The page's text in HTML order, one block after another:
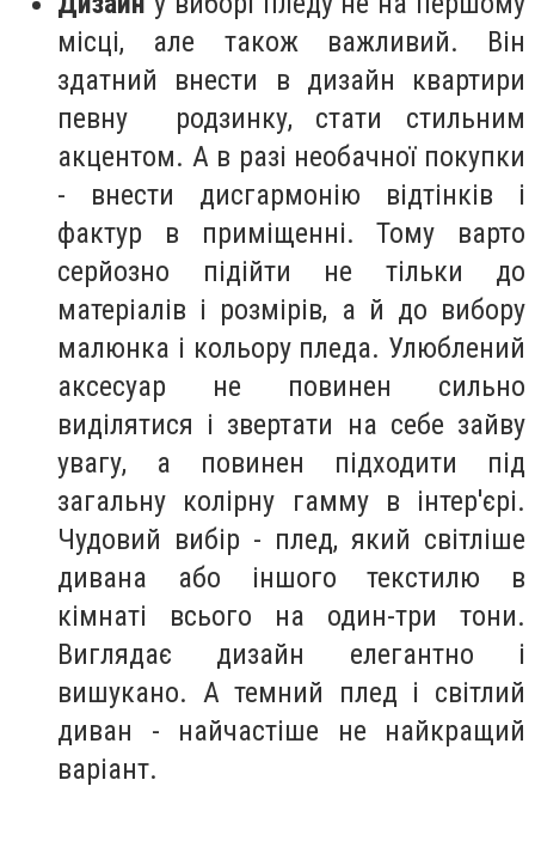
місці, але також важливий. Він
здатний внести в дизайн квартири
певну родзинку, стати стильним
акцентом. А в разі необачної покупки
- внести дисгармонію відтінків і
фактур в приміщенні. Тому варто
серйозно підійти не тільки до
матеріалів і розмірів, а й до вибору
малюнка і кольору пледа. Улюблений
аксесуар не повинен сильно
виділятися і звертати на себе зайву
увагу, а повинен підходити під
загальну колірну гамму в інтер'єрі.
Чудовий вибір - плед, який світліше
дивана або іншого текстилю в
кімнаті всього на один-три тони.
Виглядає дизайн елегантно і
вишукано. А темний плед і світлий
диван - найчастіше не найкращий
варіант.